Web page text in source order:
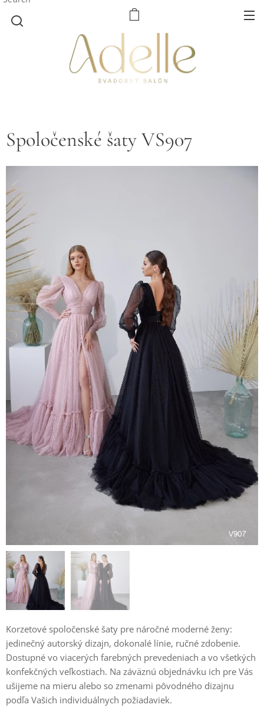
Spoločenské šaty VS907
Korzetové spoločenské šaty pre náročné moderné ženy:
jedinečný autorský dizajn, dokonalé línie, ručné zdobenie.
Dostupné vo viacerých farebných prevedeniach a vo všetkých
konfekčných veľkostiach. Na záväznú objednávku ich pre Vás
ušijeme na mieru alebo so zmenami pôvodného dizajnu
podľa Vašich individuálnych požiadaviek.